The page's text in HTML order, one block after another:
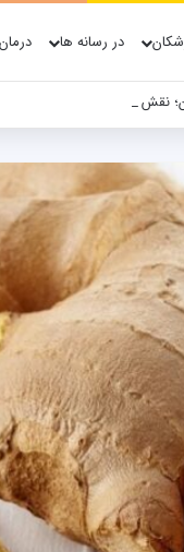
در رسانه ها
نقش پژوهش، فناوری و